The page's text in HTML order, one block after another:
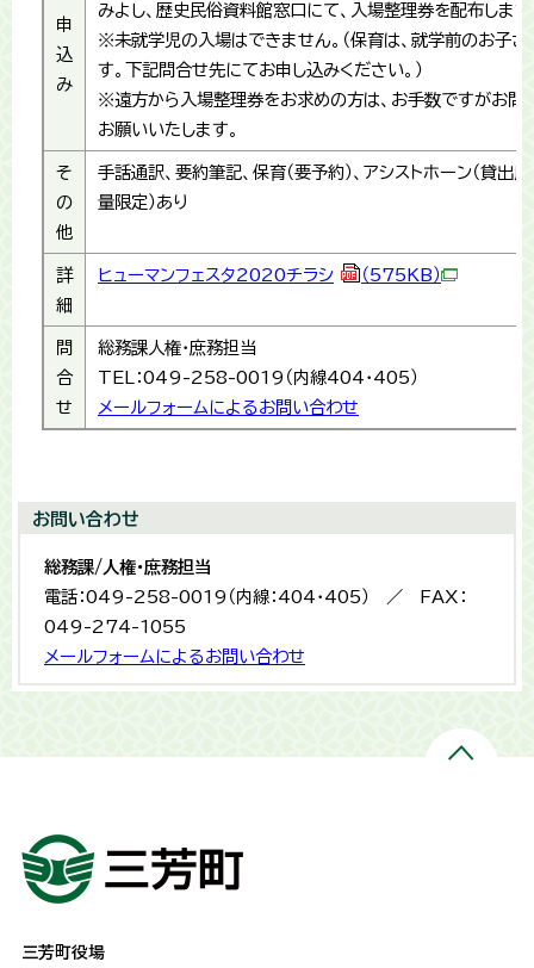
申
込
み
みよし、歴史民俗資料館窓口にて、入場整理券を配布します
※未就学児の入場はできません。（保育は、就学前のお子
す。下記問合せ先にてお申し込みください。）
※遠方から入場整理券をお求めの方は、お手数ですがお問
お願いいたします。
そ
の
他
手話通訳、要約筆記、保育（要予約）、アシストホーン（貸出
量限定）あり
詳
細
ヒューマンフェスタ2020チラシ （575KB）
問
合
せ
総務課人権・庶務担当
TEL：049-258-0019（内線404・405）
メールフォームによるお問い合わせ
お問い合わせ
総務課/人権・庶務担当
電話：049-258-0019（内線：404・405） ／ FAX：
049-274-1055
メールフォームによるお問い合わせ
三芳町役場